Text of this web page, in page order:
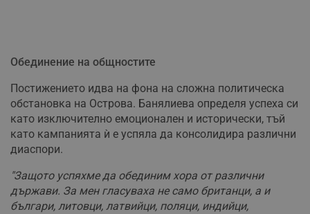
Обединение на общностите
Постижението идва на фона на сложна политическа
обстановка на Острова. Банялиева определя успеха си
като изключително емоционален и исторически, тъй
като кампанията ѝ е успяла да консолидира различни
диаспори.
"Защото успяхме да обединим хора от различни
държави. За мен гласуваха не само британци, а и
българи, литовци, латвийци, поляци, индийци,